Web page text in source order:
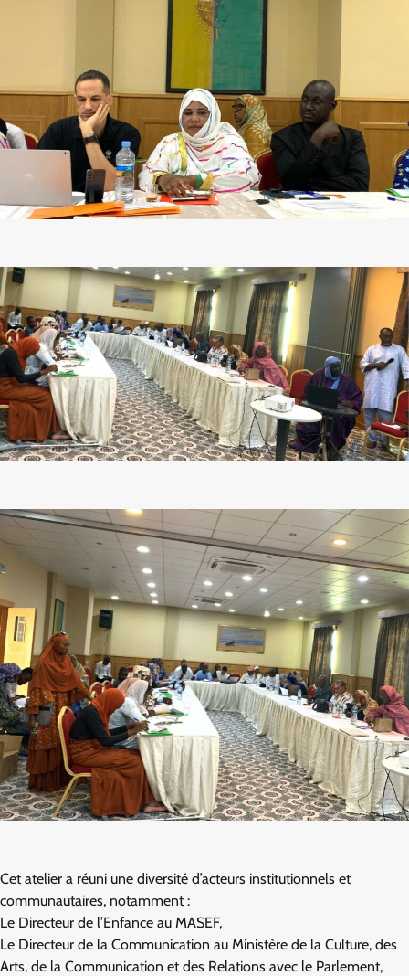
Cet atelier a réuni une diversité d’acteurs institutionnels et
communautaires, notamment :
Le Directeur de l’Enfance au MASEF,
Le Directeur de la Communication au Ministère de la Culture, des
Arts, de la Communication et des Relations avec le Parlement,